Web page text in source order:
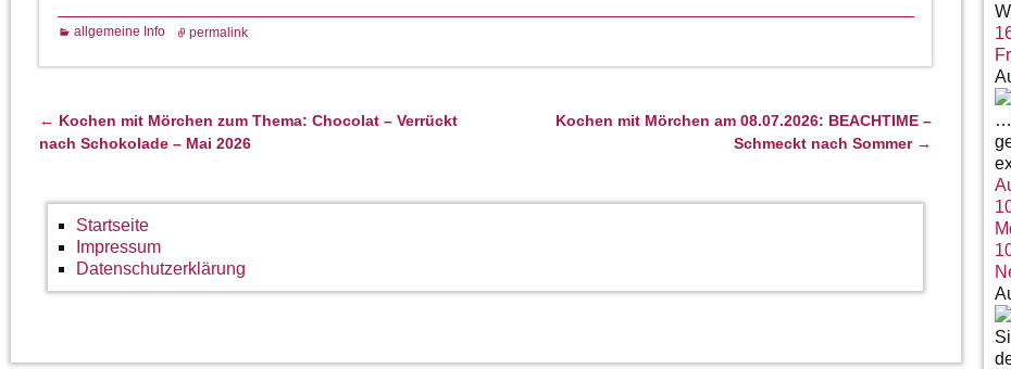
allgemeine Info permalink
Artikelnavigation
← Kochen mit Mörchen zum Thema: Chocolat – Verrückt
nach Schokolade – Mai 2026
Kochen mit Mörchen am 08.07.2026: BEACHTIME –
Schmeckt nach Sommer →
Startseite
Impressum
Datenschutzerklärung